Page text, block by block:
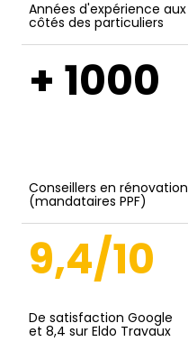
Années d'expérience aux
côtés des particuliers
+ 1000
Conseillers en rénovation
(mandataires PPF)
9,4/10
De satisfaction Google
et 8,4 sur Eldo Travaux